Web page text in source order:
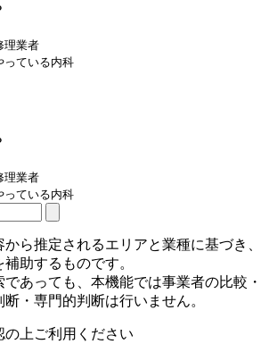
理業者
っている内科
理業者
っている内科
ら推定されるエリアと業種に基づき、
助するものです。
あっても、本機能では事業者の比較・
・専門的判断は行いません。
の上ご利用ください